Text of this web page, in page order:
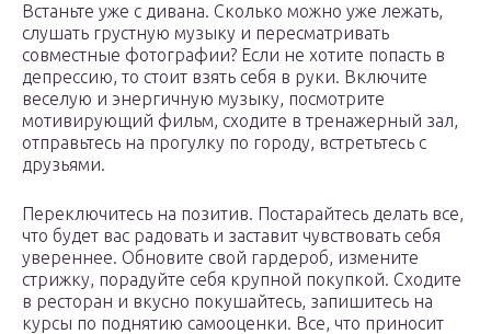
Встаньте уже с дивана. Сколько можно уже лежать,
слушать грустную музыку и пересматривать
совместные фотографии? Если не хотите попасть в
депрессию, то стоит взять себя в руки. Включите
веселую и энергичную музыку, посмотрите
мотивирующий фильм, сходите в тренажерный зал,
отправьтесь на прогулку по городу, встретьтесь с
друзьями.
Переключитесь на позитив. Постарайтесь делать все,
что будет вас радовать и заставит чувствовать себя
увереннее. Обновите свой гардероб, измените
стрижку, порадуйте себя крупной покупкой. Сходите
в ресторан и вкусно покушайтесь, запишитесь на
курсы по поднятию самооценки. Все, что приносит